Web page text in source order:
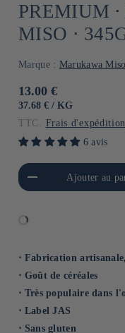
PREMIUM
MISO ⋅
Marque : Marukawa Miso
Prix
habituel
13.00 €
PRIX
37.68 € / PAR
KG
TTC. Frais d'expédition
6 avis
quantité de Default
Title
Ajouter au
⋅ Fabrication
⋅ Goût de céréales
⋅ Très populaire dans
⋅ Label JAS
⋅ Sans gluten